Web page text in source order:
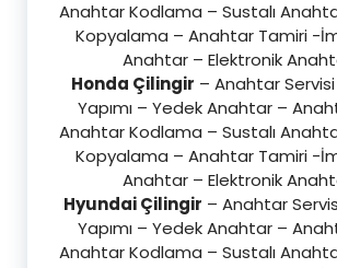
Anahtar Kodlama – Sustalı
Kopyalama – Anahtar Tamiri -
Anahtar – Elektronik
Honda Çilingir – Anahtar
Yapımı – Yedek Anahtar –
Anahtar Kodlama – Sustalı
Kopyalama – Anahtar Tamiri -
Anahtar – Elektronik
Hyundai Çilingir – Anahtar
Yapımı – Yedek Anahtar –
Anahtar Kodlama – Sustalı